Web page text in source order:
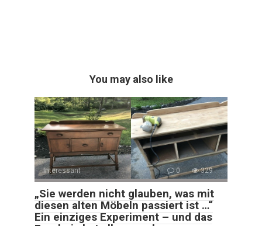
You may also like
Interessant 0 329
„Sie werden nicht glauben, was mit
diesen alten Möbeln passiert ist …“
Ein einziges Experiment – und das